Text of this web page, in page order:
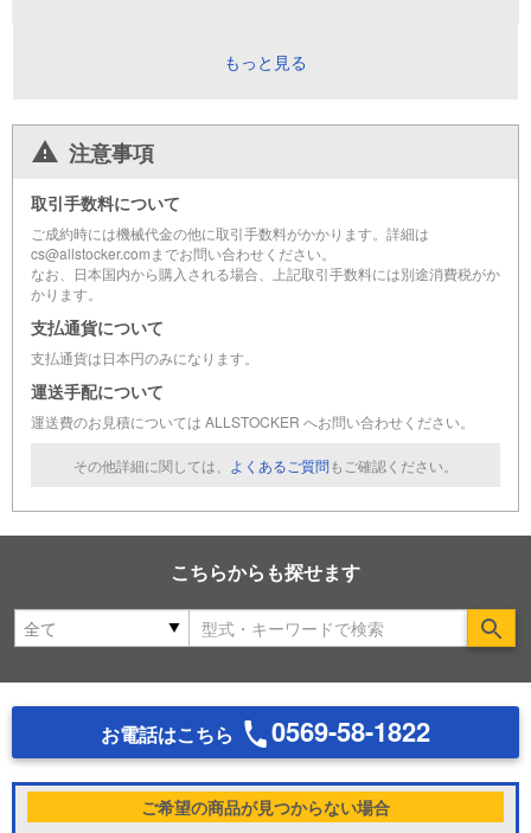
もっと見る
注意事項
取引手数料について
ご成約時には機械代金の他に取引手数料がかかります。詳細は
cs@allstocker.comまでお問い合わせください。
なお、日本国内から購入される場合、上記取引手数料には別途消費税がか
かります。
支払通貨について
支払通貨は日本円のみになります。
運送手配について
運送費のお見積については ALLSTOCKER へお問い合わせください。
その他詳細に関しては、 よくあるご質問もご確認ください。
こちらからも探せます
お電話はこちら 0569-58-1822
ご希望の商品が見つからない場合